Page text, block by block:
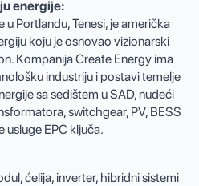
energije:
u Portlandu, Tenesi, je američka
koju je osnovao vizionarski
Kompanija Create Energy ima
industriju i postavi temelje
sa sedištem u SAD, nudeći
switchgear, PV, BESS
usluge EPC ključa.
ćelija, inverter, hibridni sistemi